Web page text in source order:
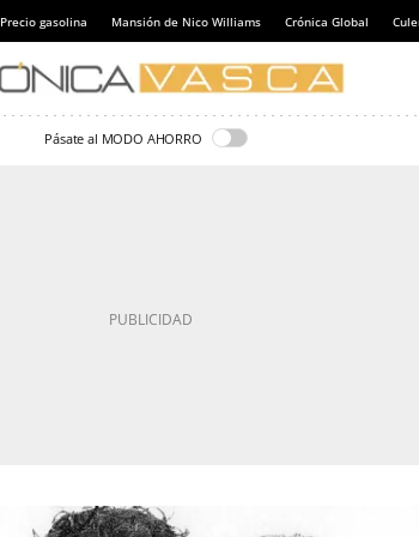
Precio gasolina Mansión de Nico Williams Crónica Global
Pásate al MODO AHORRO